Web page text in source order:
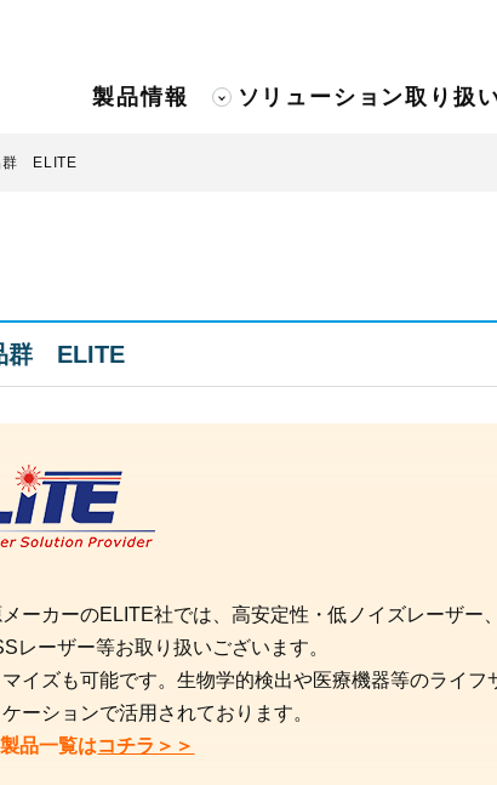
製品情報 ソリューション取り扱
群 ELITE
群 ELITE
ーカーのELITE社では、高安定性・低ノイズレーザ
レーザー等お取り扱いございます。
イズも可能です。生物学的検出や医療機器等のライ
ーションで活用されております。
品一覧はコチラ＞＞